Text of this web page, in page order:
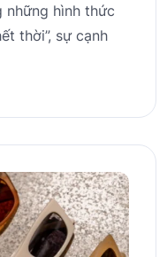
hình thức
thời”, sự cạnh